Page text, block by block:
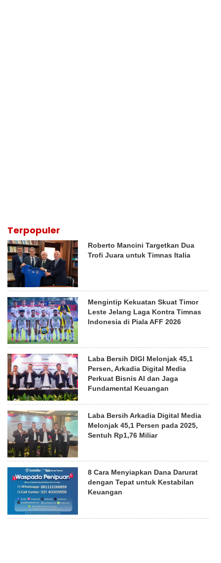
Terpopuler
Roberto Mancini Targetkan Dua
Trofi Juara untuk Timnas Italia
Mengintip Kekuatan Skuat Timor
Leste Jelang Laga Kontra Timnas
Indonesia di Piala AFF 2026
Laba Bersih DIGI Melonjak 45,1
Persen, Arkadia Digital Media
Perkuat Bisnis AI dan Jaga
Fundamental Keuangan
Laba Bersih Arkadia Digital Media
Melonjak 45,1 Persen pada 2025,
Sentuh Rp1,76 Miliar
8 Cara Menyiapkan Dana Darurat
dengan Tepat untuk Kestabilan
Keuangan